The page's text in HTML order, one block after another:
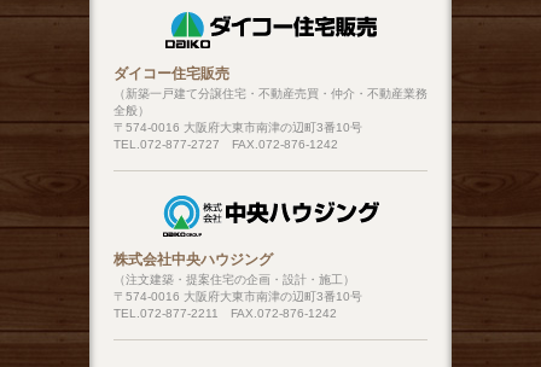
ダイコー住宅販売
（新築一戸建て分譲住宅・不動産売買・仲介・不動産業務
全般）
〒574-0016 大阪府大東市南津の辺町3番10号
TEL.072-877-2727 FAX.072-876-1242
株式会社中央ハウジング
（注文建築・提案住宅の企画・設計・施工）
〒574-0016 大阪府大東市南津の辺町3番10号
TEL.072-877-2211 FAX.072-876-1242